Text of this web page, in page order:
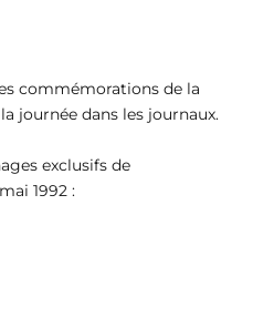
commémorations de la
journée dans les journaux.
exclusifs de
1992 :